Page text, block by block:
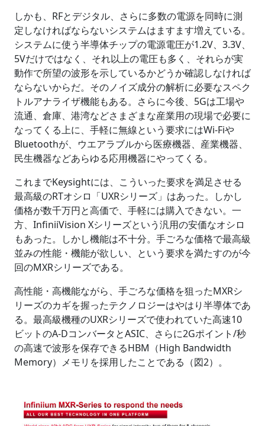
しかも、RFとデジタル、さらに多数の電源を同時に測
定しなければならないシステムはますます増えている。
システムに使う半導体チップの電源電圧が1.2V、3.3V、
5Vだけではなく、それ以上の電圧も多く、それらが実
動作で所望の波形を示しているかどうか確認しなければ
ならないからだ。そのノイズ成分の解析に必要なスペク
トルアナライザ機能もある。さらに今後、5Gは工場や
流通、倉庫、港湾などさまざまな産業用の現場で必要に
なってくる上に、手軽に無線という要求にはWi-Fiや
Bluetoothが、ウエアラブルから医療機器、産業機器、
民生機器などあらゆる応用機器にやってくる。
これまでKeysightには、こういった要求を満足させる
最高級のRTオシロ「UXRシリーズ」はあった。しかし
価格が数千万円と高価で、手軽には購入できない。一
方、InfiniiVision Xシリーズという汎用の安価なオシロ
もあった。しかし機能は不十分。手ごろな価格で最高級
並みの性能・機能が欲しい、という要求を満たすのが今
回のMXRシリーズである。
高性能・高機能ながら、手ごろな価格を狙ったMXRシ
リーズのカギを握ったテクノロジーはやはり半導体であ
る。最高級機種のUXRシリーズで使われていた高速10
ビットのA-DコンバータとASIC、さらに2Gポイント/秒
の高速で波形を保存できるHBM（High Bandwidth
Memory）メモリを採用したことである（図2）。